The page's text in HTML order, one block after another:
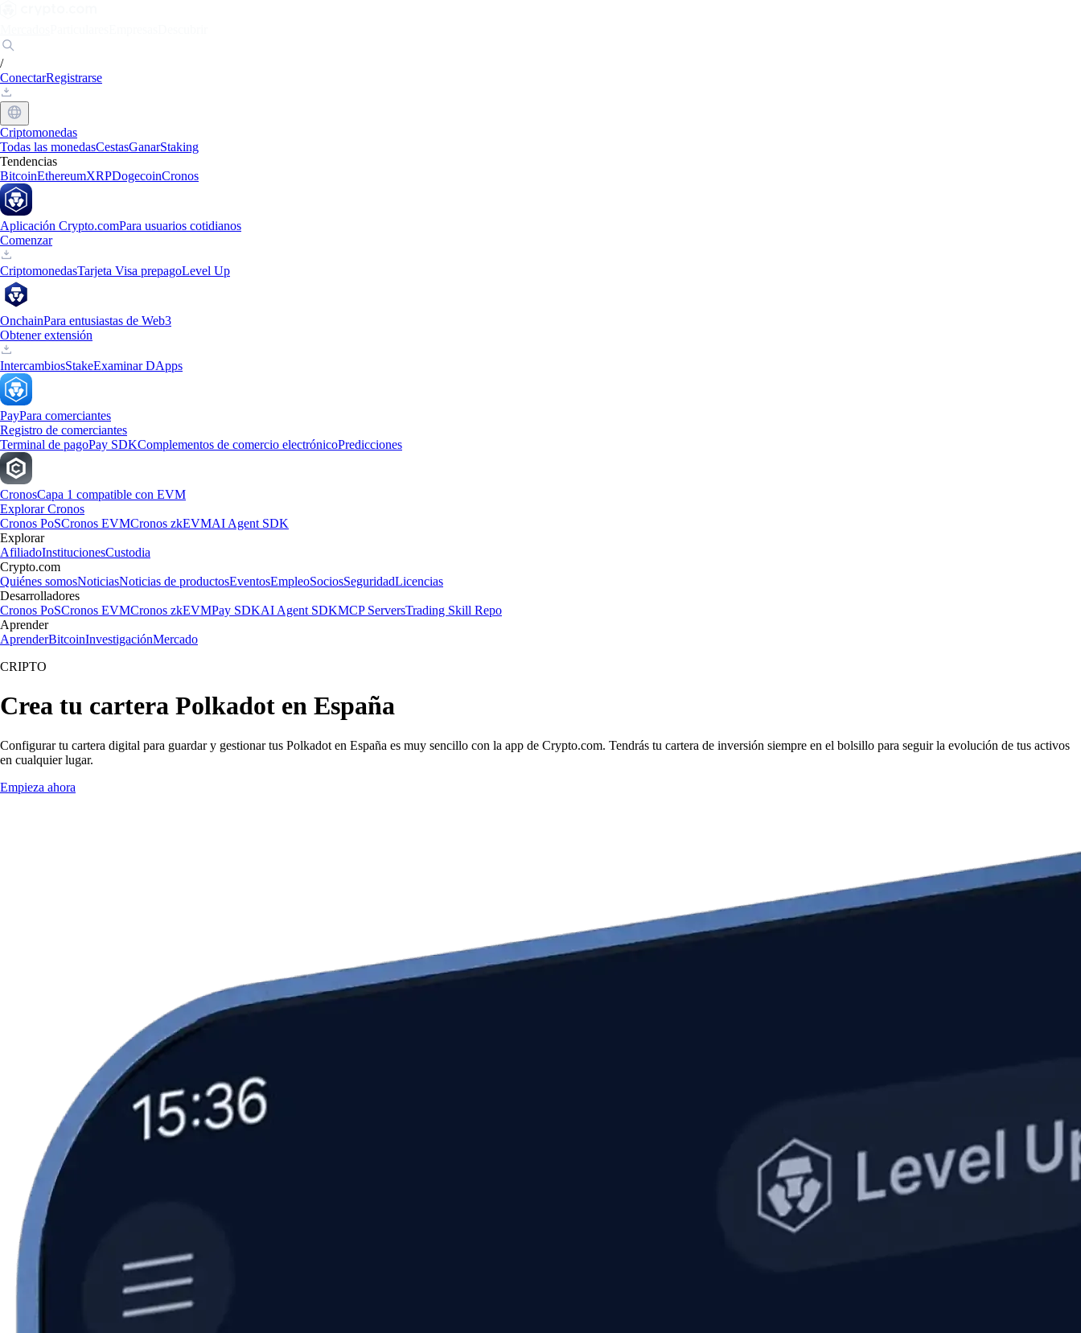
/
ConectarRegistrarse
Criptomonedas
Todas las monedasCestasGanarStaking
Tendencias
BitcoinEthereumXRPDogecoinCronos
Aplicación Crypto.comPara usuarios cotidianos
Comenzar
CriptomonedasTarjeta Visa prepagoLevel Up
OnchainPara entusiastas de Web3
Obtener extensión
IntercambiosStakeExaminar DApps
PayPara comerciantes
Registro de comerciantes
Terminal de pagoPay SDKComplementos de comercio electrónicoPredicciones
CronosCapa 1 compatible con EVM
Explorar Cronos
Cronos PoSCronos EVMCronos zkEVMAI Agent SDK
Explorar
AfiliadoInstitucionesCustodia
Crypto.com
Quiénes somosNoticiasNoticias de productosEventosEmpleoSociosSeguridadLicencias
Desarrolladores
Cronos PoSCronos EVMCronos zkEVMPay SDKAI Agent SDKMCP ServersTrading Skill Repo
Aprender
AprenderBitcoinInvestigaciónMercado
CRIPTO
Crea tu cartera Polkadot en España
Configurar tu cartera digital para guardar y gestionar tus Polkadot en España es muy sencillo con la app de Crypto.com. Tendrás tu cartera de inversión siempre en el bolsillo para seguir la evolución de tus activos
en cualquier lugar.
Empieza ahora